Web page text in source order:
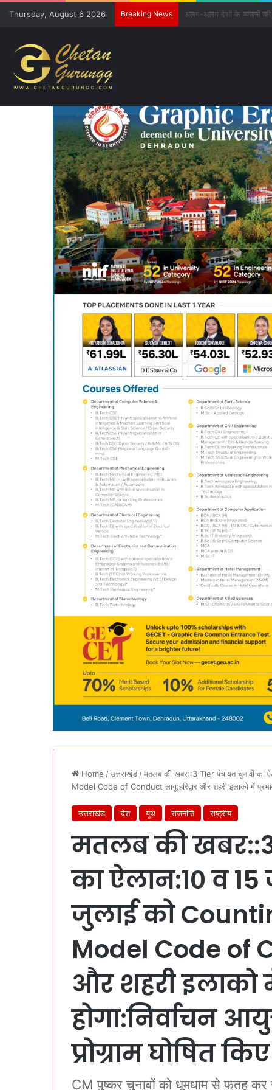
Thursday, August 6 2026 Breaking News
Home /उत्तराखंड /मतलब की खबर::3 Tier पंचायत चुनावों का
Model Code of Conduct लागू:हरिद्वार और शहरी इलाको में
उत्तराखंड देश यूथ राजनीति राष्ट्रीय
मतलब की खबर::3
का ऐलान:10 व
जुलाई को
Model Code of
और शहरी इलाको
होगा:निर्वाचन
प्रोग्राम घोषित किए
CM पुष्कर चुनावों को धूमधाम से फतह